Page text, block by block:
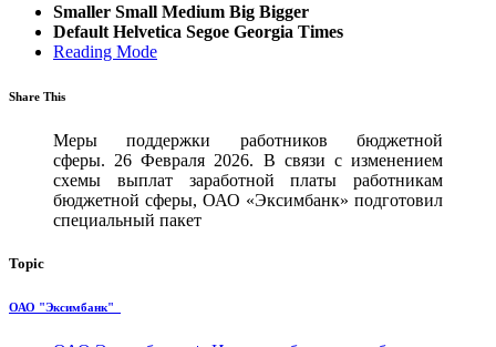
Smaller Small Medium Big Bigger
Default Helvetica Segoe Georgia Times
Reading Mode
Share This
Меры поддержки работников бюджетной
сферы. 26 Февраля 2026. В связи с изменением
схемы выплат заработной платы работникам
бюджетной сферы, ОАО «Эксимбанк» подготовил
специальный пакет
Topic
ОАО "Эксимбанк"